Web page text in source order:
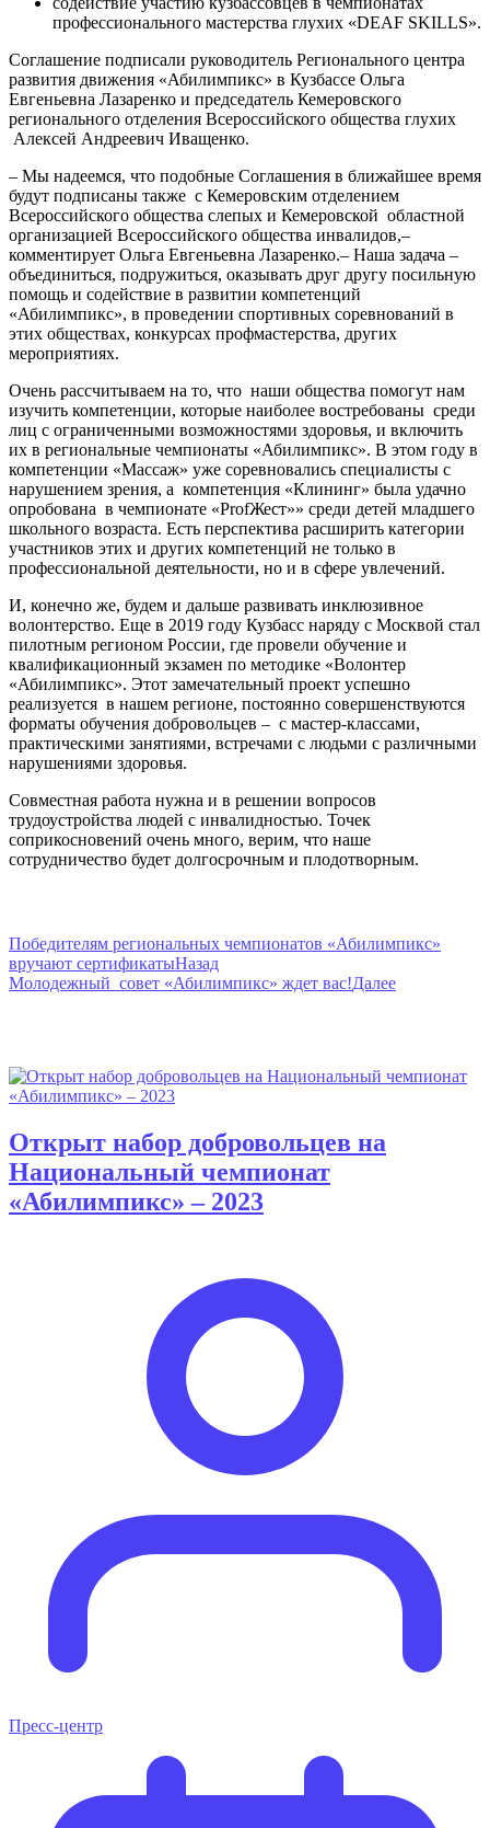
профессионального мастерства глухих «DEAF SKILLS».
Соглашение подписали руководитель Регионального центра
развития движения «Абилимпикс» в Кузбассе Ольга
Евгеньевна Лазаренко и председатель Кемеровского
регионального отделения Всероссийского общества глухих
Алексей Андреевич Иващенко.
– Мы надеемся, что подобные Соглашения в ближайшее время
будут подписаны также с Кемеровским отделением
Всероссийского общества слепых и Кемеровской областной
организацией Всероссийского общества инвалидов,–
комментирует Ольга Евгеньевна Лазаренко.– Наша задача –
объединиться, подружиться, оказывать друг другу посильную
помощь и содействие в развитии компетенций
«Абилимпикс», в проведении спортивных соревнований в
этих обществах, конкурсах профмастерства, других
мероприятиях.
Очень рассчитываем на то, что наши общества помогут нам
изучить компетенции, которые наиболее востребованы среди
лиц с ограниченными возможностями здоровья, и включить
их в региональные чемпионаты «Абилимпикс». В этом году в
компетенции «Массаж» уже соревновались специалисты с
нарушением зрения, а компетенция «Клининг» была удачно
опробована в чемпионате «ProfЖест»» среди детей младшего
школьного возраста. Есть перспектива расширить категории
участников этих и других компетенций не только в
профессиональной деятельности, но и в сфере увлечений.
И, конечно же, будем и дальше развивать инклюзивное
волонтерство. Еще в 2019 году Кузбасс наряду с Москвой стал
пилотным регионом России, где провели обучение и
квалификационный экзамен по методике «Волонтер
«Абилимпикс». Этот замечательный проект успешно
реализуется в нашем регионе, постоянно совершенствуются
форматы обучения добровольцев – с мастер-классами,
практическими занятиями, встречами с людьми с различными
нарушениями здоровья.
Совместная работа нужна и в решении вопросов
трудоустройства людей с инвалидностью. Точек
соприкосновений очень много, верим, что наше
сотрудничество будет долгосрочным и плодотворным.
Навигация
по
Победителям региональных чемпионатов «Абилимпикс»
вручают сертификатыНазад
Молодежный совет «Абилимпикс» ждет вас!Далее
Открыт набор добровольцев на
Национальный чемпионат
«Абилимпикс» – 2023
Пресс-центр